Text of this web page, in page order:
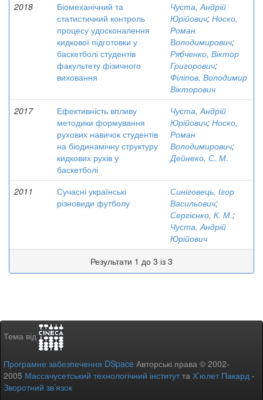
2018
Біомеханічний та
статистичний контроль
процесу удосконалення
кидкової підготовки у
баскетболі студентів
факультету фізичного
виховання
Чуста, Андрій
Юрійович; Носко,
Роман
Володимирович;
Рябченко, Віктор
Григорович;
Філіпов, Володимир
Вікторович
2017
Ефективність впливу
методики формування
рухових навичок студентів
на біодинамічну структуру
кидкових рухів у
баскетболі
Чуста, Андрій
Юрійович; Носко,
Роман
Володимирович;
Дейнеко, С. М.
2011
Сучасні українські
різновиди футболу
Синіговець, Ігор
Васильович;
Сергієнко, К. М.;
Чуста, Андрій
Юрійович
Результати 1 до 3 із 3
Тема від
Програмне забезпечення DSpace Авторські права © 2002-
2005 Массачусетський технологічний інститутта Х’юлет Пакард -
Зворотний зв’язок